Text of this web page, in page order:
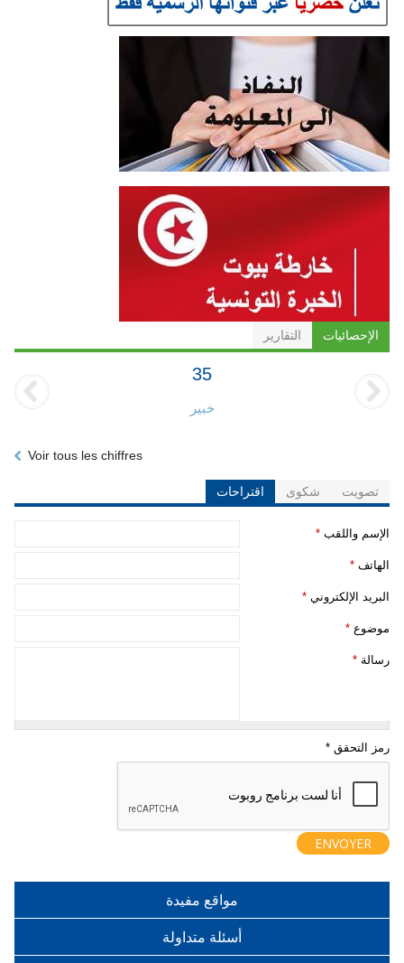
الإحصائيات التقارير
35
خبير
Voir tous les chiffres
تصويت شكوى اقتراحات
‏الإسم واللقب ‏ *
‏الهاتف ‏ *
‏البريد الإلكتروني ‏ *
‏موضوع ‏ *
‏رسالة ‏ *
مواقع مفيدة
أسئلة متداولة